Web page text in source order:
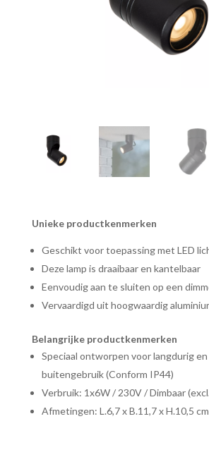
Unieke productkenmerken
Geschikt voor toepassing met LED
Deze lamp is draaibaar en kantelbaar
Eenvoudig aan te sluiten op een
Vervaardigd uit hoogwaardig
Belangrijke productkenmerken
Speciaal ontworpen voor langdurig
buitengebruik (Conform IP44)
Verbruik: 1x6W / 230V / Dimbaar
Afmetingen: L.6,7 x B.11,7 x H.10,5 cm